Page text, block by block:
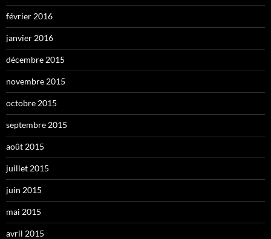
février 2016
janvier 2016
décembre 2015
novembre 2015
octobre 2015
septembre 2015
août 2015
juillet 2015
juin 2015
mai 2015
avril 2015